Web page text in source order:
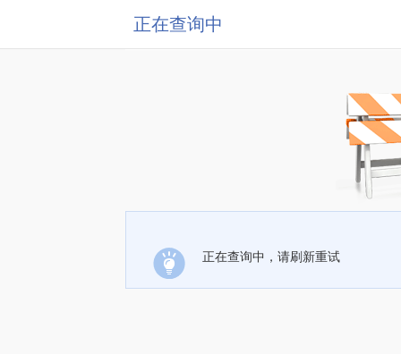
正在查询中
正在查询中，请刷新重试